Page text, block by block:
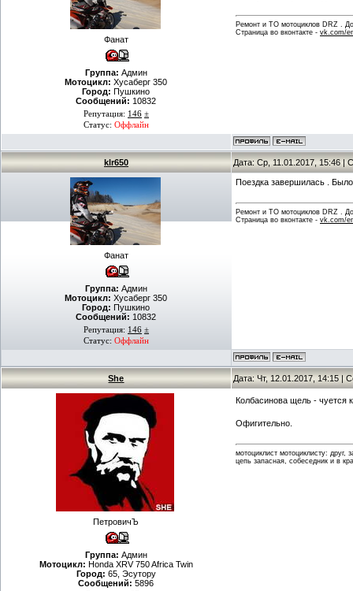
Фанат
Группа: Админ
Мотоцикл: Хусаберг 350
Город: Пушкино
Сообщений: 10832
Репутация: 146 ±
Статус: Оффлайн
Ремонт и ТО мотоциклов DRZ .
Страница во вконтакте - vk.com/
klr650 Дата: Ср, 11.01.2017, 15:46 |
Фанат
Группа: Админ
Мотоцикл: Хусаберг 350
Город: Пушкино
Сообщений: 10832
Репутация: 146 ±
Статус: Оффлайн
Поездка завершилась . Было
Ремонт и ТО мотоциклов DRZ .
Страница во вконтакте - vk.com/
She Дата: Чт, 12.01.2017, 14:15 |
ПетровичЪ
Группа: Админ
Мотоцикл: Honda XRV 750 Africa Twin
Город: 65, Эсутору
Сообщений: 5896
Колбасинова щель - чуется
Офигительно.
мотоциклист мотоциклисту: друг,
цепь запасная, собеседник и в